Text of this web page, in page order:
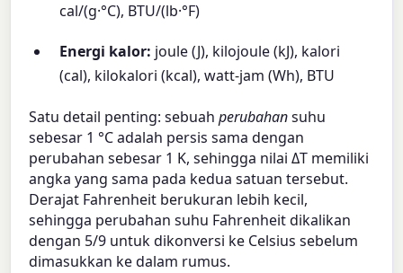
cal/(g·°C), BTU/(lb·°F)
Energi kalor: joule (J), kilojoule (kJ), kalori
(cal), kilokalori (kcal), watt-jam (Wh), BTU
Satu detail penting: sebuahperubahansuhu
sebesar 1 °C adalah persis sama dengan
perubahan sebesar 1 K, sehingga nilai ΔT memiliki
angka yang sama pada kedua satuan tersebut.
Derajat Fahrenheit berukuran lebih kecil,
sehingga perubahan suhu Fahrenheit dikalikan
dengan 5/9 untuk dikonversi ke Celsius sebelum
dimasukkan ke dalam rumus.